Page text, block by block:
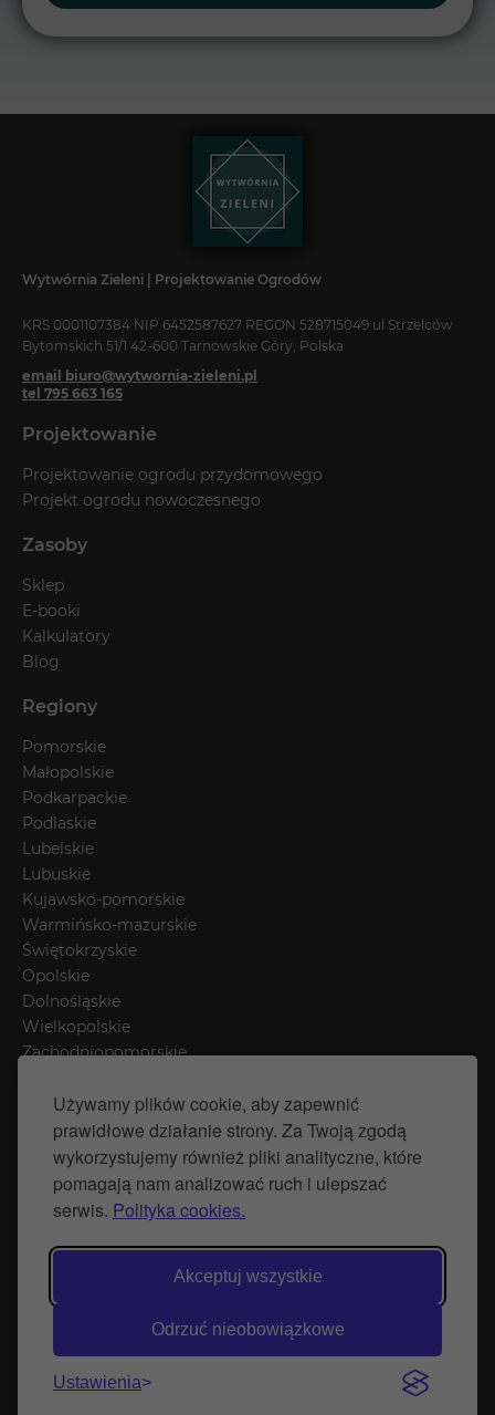
Używamy plików cookie, aby zapewnić
prawidłowe działanie strony. Za Twoją zgodą
wykorzystujemy również pliki analityczne, które
pomagają nam analizować ruch i ulepszać
serwis. Polityka cookies.
Akceptuj wszystkie
Odrzuć nieobowiązkowe
Ustawienia
Wytwórnia Zieleni | Projektowanie Ogrodów
KRS 0001107384 NIP 6452587627 REGON 528715049 ul Strzelców
Bytomskich 51/1 42-600 Tarnowskie Góry, Polska
email biuro@wytwornia-zieleni.pl
tel 795 663 165
Projektowanie
Projektowanie ogrodu przydomowego
Projekt ogrodu nowoczesnego
Zasoby
Sklep
E-booki
Kalkulatory
Blog
Regiony
Pomorskie
Małopolskie
Podkarpackie
Podlaskie
Lubelskie
Lubuskie
Kujawsko-pomorskie
Warmińsko-mazurskie
Świętokrzyskie
Opolskie
Dolnośląskie
Wielkopolskie
Zachodniopomorskie
Mazowieckie
Śląskie
© Wytwórnia Zieleni 2026
Polityka prywatności
Polityka Cookies
Strona stworzona przez Naprawimyfirme.pl